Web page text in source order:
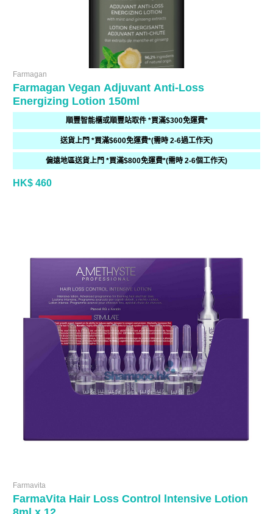
Farmagan
Farmagan Vegan Adjuvant Anti-Loss
Energizing Lotion 150ml
順豐智能櫃或順豐站取件 *買滿$300免運費*
送貨上門 *買滿$600免運費*(需時 2-6過工作天)
偏遠地區送貨上門 *買滿$800免運費*(需時 2-6個工作天)
HK$ 460
Farmavita
FarmaVita Hair Loss Control lntensive Lotion